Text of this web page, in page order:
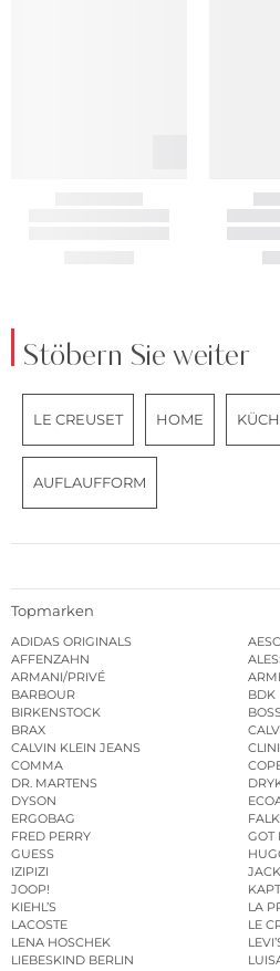
Stöbern Sie weiter
LE CREUSET HOME
AUFLAUFFORM
Topmarken
ADIDAS ORIGINALS
AFFENZAHN
ARMANI/PRIVÉ
BARBOUR
BDK
BIRKENSTOCK
BRAX
CALVIN KLEIN JEANS
COMMA
DR. MARTENS
DYSON
ERGOBAG
FRED PERRY
GOT
GUESS
IZIPIZI
JOOP!
KIEHL’S
LA
LACOSTE
LE
LENA HOSCHEK
LIEBESKIND BERLIN